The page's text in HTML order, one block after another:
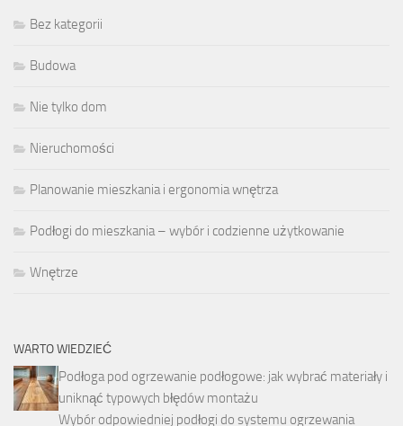
Bez kategorii
Budowa
Nie tylko dom
Nieruchomości
Planowanie mieszkania i ergonomia wnętrza
Podłogi do mieszkania – wybór i codzienne użytkowanie
Wnętrze
WARTO WIEDZIEĆ
Podłoga pod ogrzewanie podłogowe: jak wybrać materiały i
uniknąć typowych błędów montażu
Wybór odpowiedniej podłogi do systemu ogrzewania